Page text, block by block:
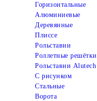
Горизонтальные
Алюминиевые
Деревянные
Плиссе
Рольставни
Роллетные решётки
Рольставни Alutech
С рисунком
Стальные
Ворота